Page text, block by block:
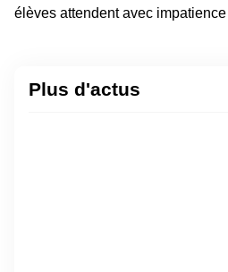
élèves attendent avec impatience
Plus d'actus